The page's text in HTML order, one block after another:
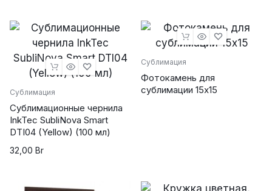
powered by
wordpress cookie
Сублимация
Сублимационные чернила
InkTec SubliNova Smart
DTI04 (Yellow) (100 мл)
32,00 Br
Сублимация
Фотокамень для
сублимации 15х15